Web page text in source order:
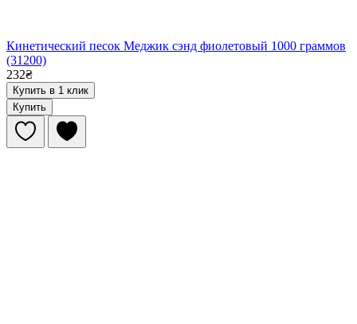
Кинетический песок Меджик сэнд фиолетовый 1000 граммов
(31200)
232₴
Купить в 1 клик
Купить